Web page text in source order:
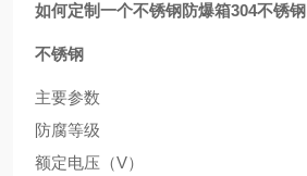
如何定制一个不锈钢防爆箱304不锈钢
不锈钢
主要参数
防腐等级
额定电压（V）